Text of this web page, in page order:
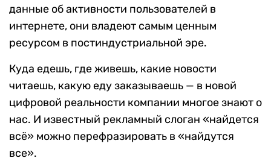
данные об активности пользователей в
интернете, они владеют самым ценным
ресурсом в постиндустриальной эре.
Куда едешь, где живешь, какие новости
читаешь, какую еду заказываешь — в новой
цифровой реальности компании многое знают о
нас. И известный рекламный слоган «найдется
всё» можно перефразировать в «найдутся
все».